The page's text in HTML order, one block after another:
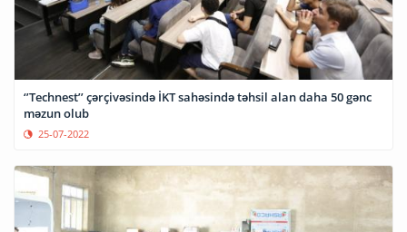
‘’Technest’’ çərçivəsində İKT sahəsində təhsil alan daha 50 gənc
məzun olub
25-07-2022